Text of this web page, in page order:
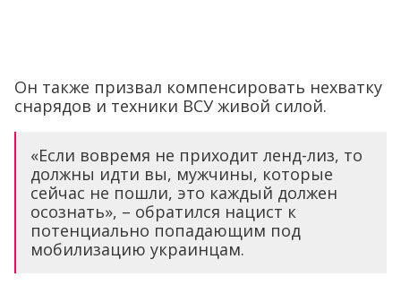
Он также призвал компенсировать нехватку
снарядов и техники ВСУ живой силой.
«Если вовремя не приходит ленд-лиз, то
должны идти вы, мужчины, которые
сейчас не пошли, это каждый должен
осознать», – обратился нацист к
потенциально попадающим под
мобилизацию украинцам.